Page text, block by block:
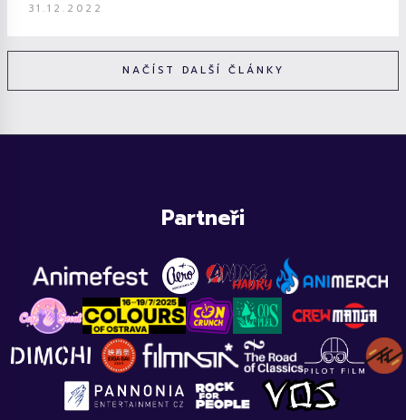
31.12.2022
NAČÍST DALŠÍ ČLÁNKY
Partneři